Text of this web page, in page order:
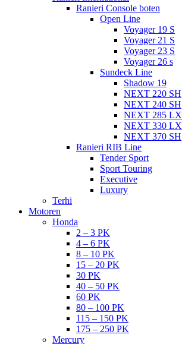
Ranieri Console boten
Open Line
Voyager 19 S
Voyager 21 S
Voyager 23 S
Voyager 26 s
Sundeck Line
Shadow 19
NEXT 220 SH
NEXT 240 SH
NEXT 285 LX
NEXT 330 LX
NEXT 370 SH
Ranieri RIB Line
Tender Sport
Sport Touring
Executive
Luxury
Terhi
Motoren
Honda
2 – 3 PK
4 – 6 PK
8 – 10 PK
15 – 20 PK
30 PK
40 – 50 PK
60 PK
80 – 100 PK
115 – 150 PK
175 – 250 PK
Mercury